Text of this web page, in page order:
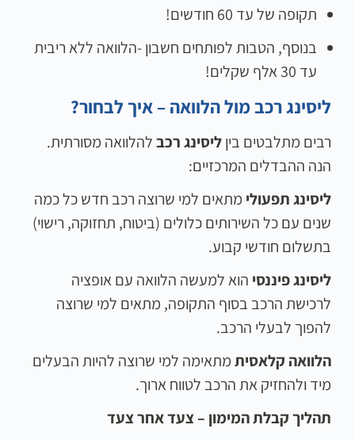
תקופה של עד 60 חודשים!
בנוסף, הטבות לפותחים חשבון -הלוואה ללא ריבית
עד 30 אלף שקלים!
ליסינג רכב מול הלוואה – איך לבחור?
רבים מתלבטים ביןליסינג רכבלהלוואה מסורתית.
הנה ההבדלים המרכזיים:
ליסינג תפעולי מתאים למי שרוצה רכב חדש כל כמה
שנים עם כל השירותים כלולים (ביטוח, תחזוקה, רישוי)
בתשלום חודשי קבוע.
ליסינג פיננסי הוא למעשה הלוואה עם אופציה
לרכישת הרכב בסוף התקופה, מתאים למי שרוצה
להפוך לבעלי הרכב.
הלוואה קלאסיתמתאימה למי שרוצה להיות הבעלים
מיד ולהחזיק את הרכב לטווח ארוך.
תהליך קבלת המימון – צעד אחר צעד